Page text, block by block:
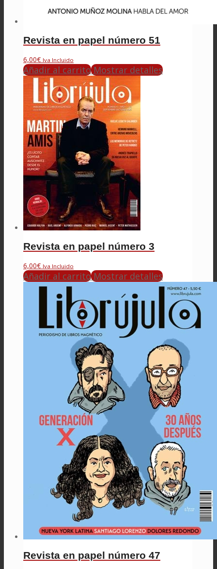
Revista en papel número 51
6,00€ Iva Incluido
Añadir al carritoMostrar detalles
Revista en papel número 3
6,00€ Iva Incluido
Añadir al carritoMostrar detalles
Revista en papel número 47